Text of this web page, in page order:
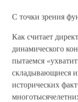
С точки зрения
Как считает
динамического
пытаемся
складывающиеся
исторических